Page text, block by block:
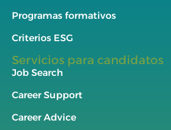
Programas formativos
Criterios ESG
Servicios para candidatos
Job Search
Career Support
Career Advice